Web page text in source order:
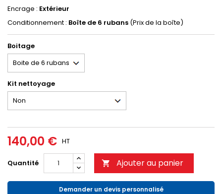
Encrage : Extérieur
Conditionnement : Boîte de 6 rubans (Prix de la boîte)
Boitage
Kit nettoyage
140,00 € HT
Quantité  Ajouter au panier
Demander un devis personnalisé